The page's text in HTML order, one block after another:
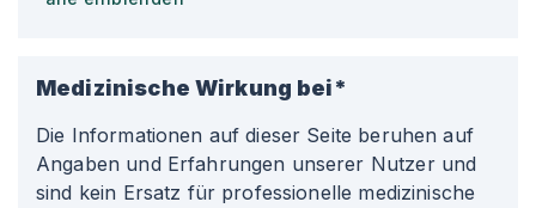
Medizinische Wirkung bei*
Die Informationen auf dieser Seite beruhen auf
Angaben und Erfahrungen unserer Nutzer und
sind kein Ersatz für professionelle medizinische